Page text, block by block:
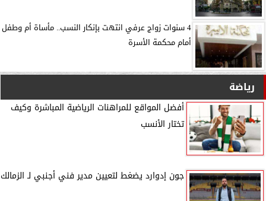
4 سنوات زواج عرفي انتهت بإنكار النسب.. مأساة أم وطفل
أمام محكمة الأسرة
رياضة
أفضل المواقع للمراهنات الرياضية المباشرة وكيف
تختار الأنسب
جون إدوارد يضغط لتعيين مدير فني أجنبي لـ الزمالك